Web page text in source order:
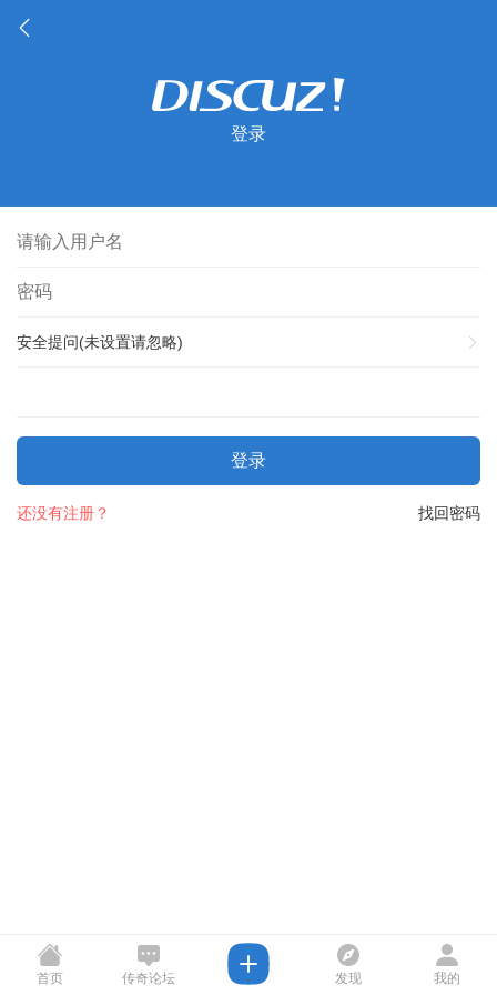
登录
安全提问(未设置请忽略)
登录
找回密码
还没有注册？
首页 传奇论坛 发现 我的